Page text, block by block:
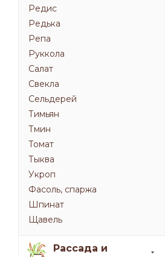
Редис
Редька
Репа
Руккола
Салат
Свекла
Сельдерей
Тимьян
Тмин
Томат
Тыква
Укроп
Фасоль, спаржа
Шпинат
Щавель
Рассада и